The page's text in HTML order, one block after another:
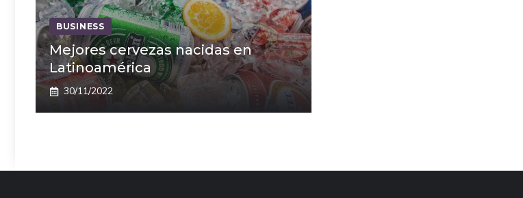
BUSINESS
Mejores cervezas nacidas en
Latinoamérica
30/11/2022